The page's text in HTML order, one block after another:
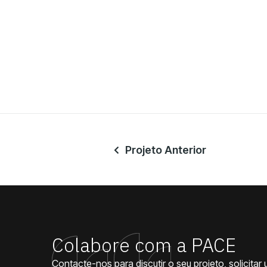
 Projeto Anterior
Colabore com a PACE
Contacte-nos para discutir o seu projeto, solicitar